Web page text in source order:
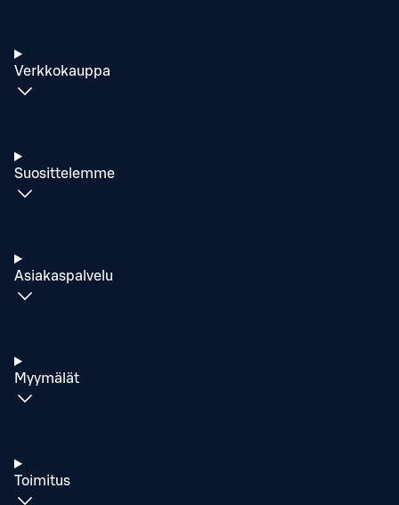
Verkkokauppa
Suosittelemme
Asiakaspalvelu
Myymälät
Toimitus